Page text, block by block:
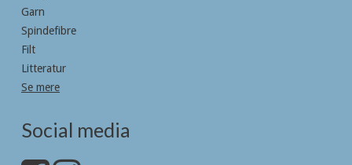
Garn
Spindefibre
Filt
Litteratur
Se mere
Social media